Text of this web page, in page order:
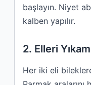
başlayın. Niyet
kalben yapılır.
2. Elleri
Her iki eli